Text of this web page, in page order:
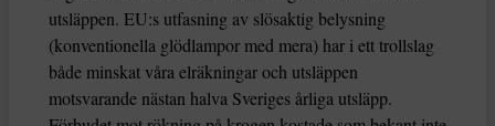
utsläppen. EU:s utfasning av slösaktig belysning
(konventionella glödlampor med mera) har i ett trollslag
både minskat våra elräkningar och utsläppen
motsvarande nästan halva Sveriges årliga utsläpp.